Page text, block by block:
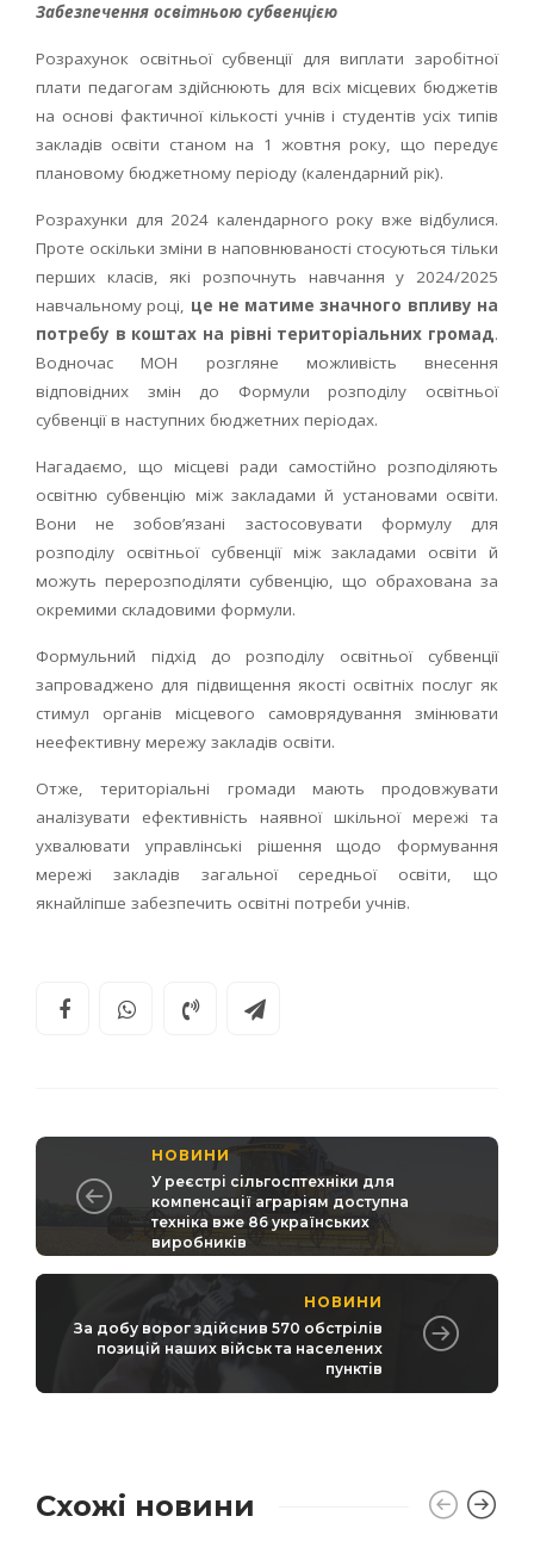
Забезпечення освітньою субвенцією
Розрахунок освітньої субвенції для виплати заробітної
плати педагогам здійснюють для всіх місцевих бюджетів
на основі фактичної кількості учнів і студентів усіх типів
закладів освіти станом на 1 жовтня року, що передує
плановому бюджетному періоду (календарний рік).
Розрахунки для 2024 календарного року вже відбулися.
Проте оскільки зміни в наповнюваності стосуються тільки
перших класів, які розпочнуть навчання у 2024/2025
навчальному році, це не матиме значного впливу на
потребу в коштах на рівні територіальних громад.
Водночас МОН розгляне можливість внесення
відповідних змін до Формули розподілу освітньої
субвенції в наступних бюджетних періодах.
Нагадаємо, що місцеві ради самостійно розподіляють
освітню субвенцію між закладами й установами освіти.
Вони не зобов’язані застосовувати формулу для
розподілу освітньої субвенції між закладами освіти й
можуть перерозподіляти субвенцію, що обрахована за
окремими складовими формули.
Формульний підхід до розподілу освітньої субвенції
запроваджено для підвищення якості освітніх послуг як
стимул органів місцевого самоврядування змінювати
неефективну мережу закладів освіти.
Отже, територіальні громади мають продовжувати
аналізувати ефективність наявної шкільної мережі та
ухвалювати управлінські рішення щодо формування
мережі закладів загальної середньої освіти, що
якнайліпше забезпечить освітні потреби учнів.
НОВИНИ
У реєстрі сільгосптехніки для
компенсації аграріям доступна
техніка вже 86 українських
виробників
НОВИНИ
За добу ворог здійснив 570 обстрілів
позицій наших військ та населених
пунктів
Схожі новини